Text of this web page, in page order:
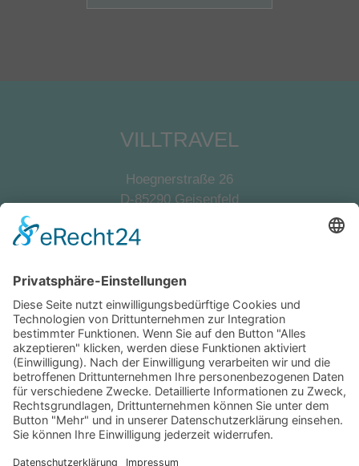
VILLTRAVEL
Hoegnerstraße 26
D-85290 Geisenfeld
Navigation
Vermieter werden Eigentümerlogin
Folgen Sie uns auf